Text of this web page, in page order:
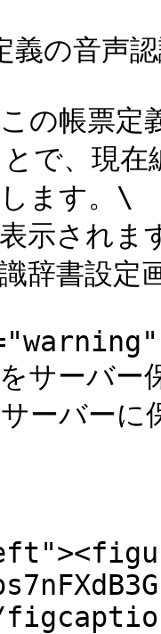
の音声
の帳票定
で、現
ます。\
示されま
辞書設定
サーバー
ーバー